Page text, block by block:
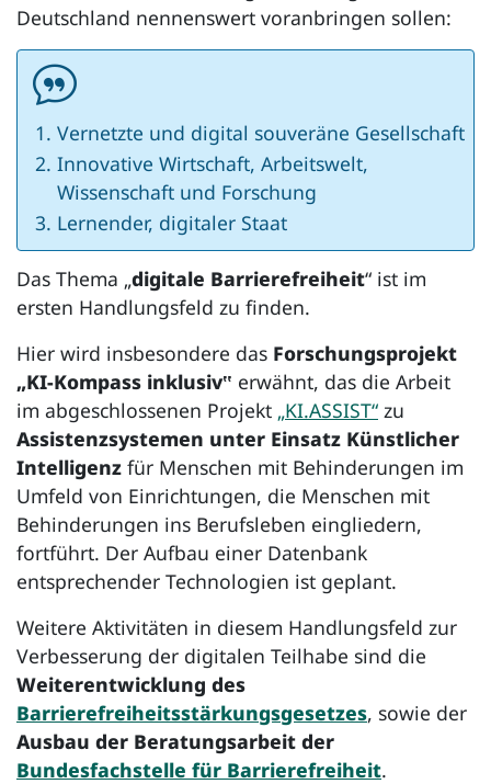
Deutschland nennenswert voranbringen sollen:
Vernetzte und digital souveräne Gesellschaft
Innovative Wirtschaft, Arbeitswelt,
Wissenschaft und Forschung
Lernender, digitaler Staat
Das Thema „digitale Barrierefreiheit“ ist im
ersten Handlungsfeld zu finden.
Hier wird insbesondere das Forschungsprojekt
„KI-Kompass inklusiv‟ erwähnt, das die Arbeit
im abgeschlossenen Projekt „KI.ASSIST“ zu
Assistenzsystemen unter Einsatz Künstlicher
Intelligenz für Menschen mit Behinderungen im
Umfeld von Einrichtungen, die Menschen mit
Behinderungen ins Berufsleben eingliedern,
fortführt. Der Aufbau einer Datenbank
entsprechender Technologien ist geplant.
Weitere Aktivitäten in diesem Handlungsfeld zur
Verbesserung der digitalen Teilhabe sind die
Weiterentwicklung des
Barrierefreiheitsstärkungsgesetzes, sowie der
Ausbau der Beratungsarbeit der
Bundesfachstelle für Barrierefreiheit.